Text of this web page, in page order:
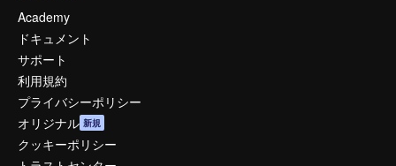
Academy
ドキュメント
サポート
利用規約
プライバシーポリシー
オリジナル 新規
クッキーポリシー